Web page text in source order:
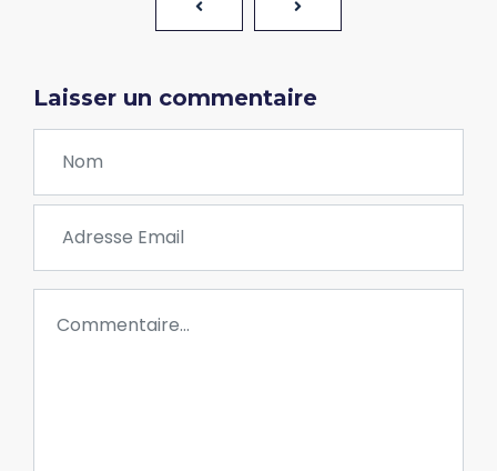
Laisser un commentaire